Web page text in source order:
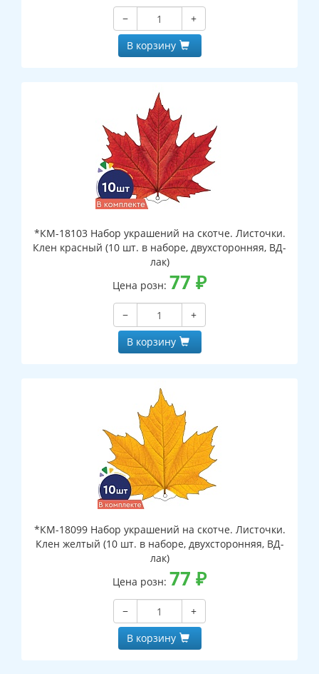
−
+
В корзину
*КМ-18103 Набор украшений на скотче. Листочки.
Клен красный (10 шт. в наборе, двухсторонняя, ВД-
лак)
Цена розн: 77 ₽
−
+
В корзину
*КМ-18099 Набор украшений на скотче. Листочки.
Клен желтый (10 шт. в наборе, двухсторонняя, ВД-
лак)
Цена розн: 77 ₽
−
+
В корзину